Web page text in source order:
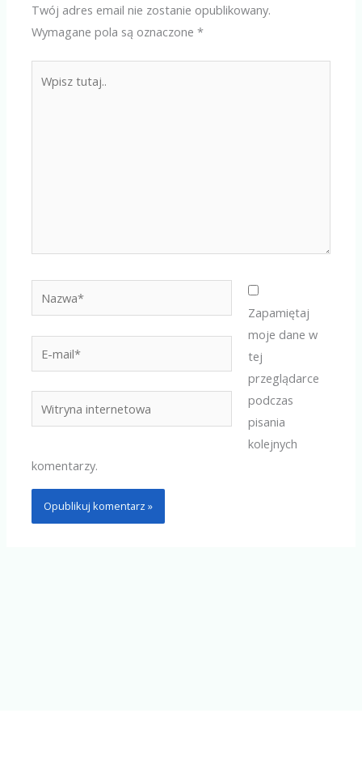
Twój adres email nie zostanie opublikowany.
Wymagane pola są oznaczone*
tutaj..
mail*
internetowa
Zapamiętaj
moje dane w
tej
przeglądarce
podczas
pisania
kolejnych
komentarzy.